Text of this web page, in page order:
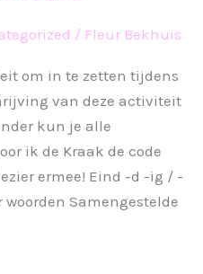
/ Fleur Bekhuis
om in te zetten tijdens
van deze activiteit
kun je alle
ik de Kraak de code
ermee! Eind -d -ig / -
Samengestelde